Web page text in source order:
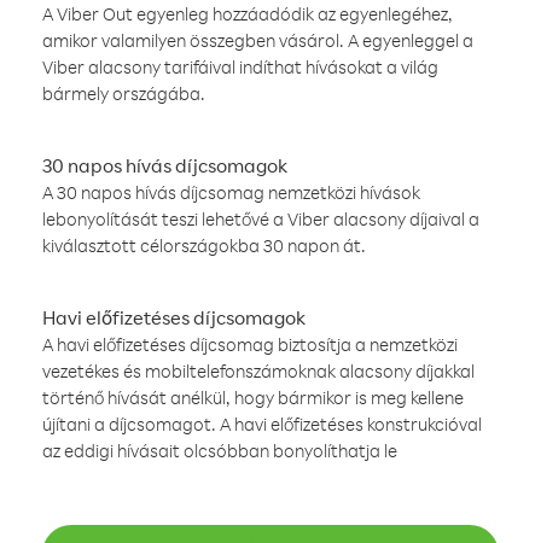
A Viber Out egyenleg hozzáadódik az egyenlegéhez,
amikor valamilyen összegben vásárol. A egyenleggel a
Viber alacsony tarifáival indíthat hívásokat a világ
bármely országába.
30 napos hívás díjcsomagok
A 30 napos hívás díjcsomag nemzetközi hívások
lebonyolítását teszi lehetővé a Viber alacsony díjaival a
kiválasztott célországokba 30 napon át.
Havi előfizetéses díjcsomagok
A havi előfizetéses díjcsomag biztosítja a nemzetközi
vezetékes és mobiltelefonszámoknak alacsony díjakkal
történő hívását anélkül, hogy bármikor is meg kellene
újítani a díjcsomagot. A havi előfizetéses konstrukcióval
az eddigi hívásait olcsóbban bonyolíthatja le